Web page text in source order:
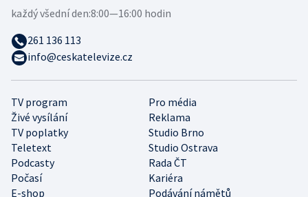
TV program
Pro média
Živé vysílání
Reklama
TV poplatky
Studio Brno
Teletext
Studio Ostrava
Podcasty
Rada ČT
Počasí
Kariéra
E-shop
Podávání námětů
každý všední den:8:00—16:00 hodin
261 136 113
info@ceskatelevize.cz